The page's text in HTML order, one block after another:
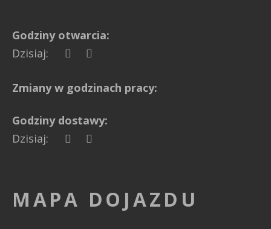
Godziny otwarcia:
Dzisiaj:
Zmiany w godzinach pracy:
Godziny dostawy:
Dzisiaj:
MAPA DOJAZDU